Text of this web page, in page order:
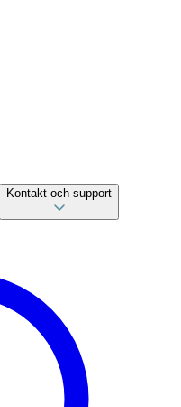
Kontakt och support